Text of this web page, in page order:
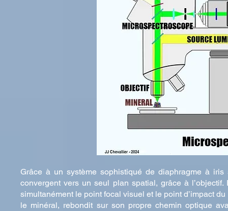
Grâce à un système sophistiqué de diaphragme à
convergent vers un seul plan spatial, grâce à
simultanément le point focal visuel et le point d’impact
le minéral, rebondit sur son propre chemin optique